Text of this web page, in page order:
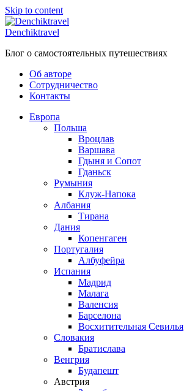
Skip to content
Denchiktravel
Блог о самостоятельных путешествиях
Об авторе
Сотрудничество
Контакты
Европа
Польша
Вроцлав
Варшава
Гдыня и Сопот
Гданьск
Румыния
Клуж-Напока
Албания
Тирана
Дания
Копенгаген
Португалия
Албуфейра
Испания
Мадрид
Малага
Валенсия
Барселона
Восхитительная Севилья
Словакия
Братислава
Венгрия
Будапешт
Австрия